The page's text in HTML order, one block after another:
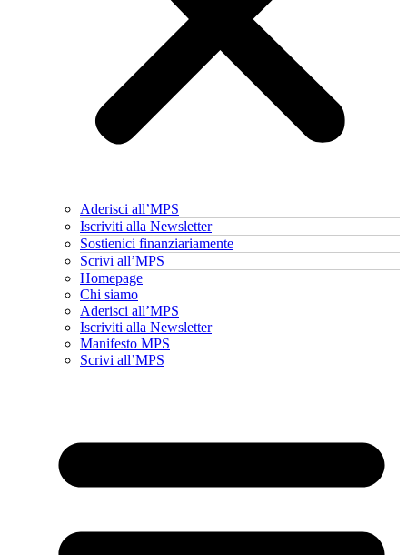
Aderisci all’MPS
Iscriviti alla Newsletter
Sostienici finanziariamente
Scrivi all’MPS
Homepage
Chi siamo
Aderisci all’MPS
Iscriviti alla Newsletter
Manifesto MPS
Scrivi all’MPS